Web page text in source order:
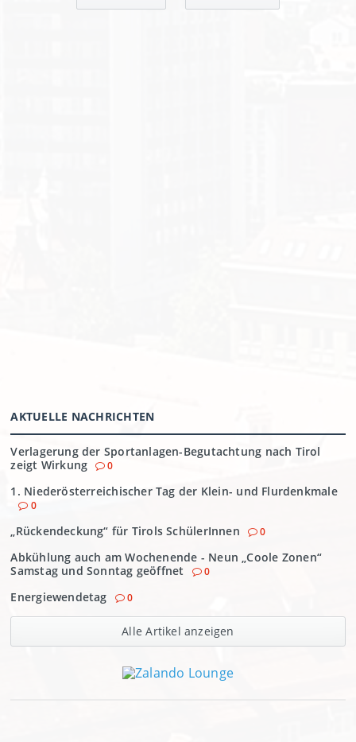
AKTUELLE NACHRICHTEN
Verlagerung der Sportanlagen-Begutachtung nach Tirol
zeigt Wirkung
0
1. Niederösterreichischer Tag der Klein- und Flurdenkmale
0
„Rückendeckung“ für Tirols SchülerInnen 0
Abkühlung auch am Wochenende - Neun „Coole Zonen“
Samstag und Sonntag geöffnet
0
Energiewendetag 0
Alle Artikel anzeigen